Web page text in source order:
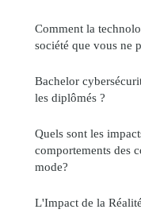
Comment la
société que vous ne
Bachelor
les diplômés ?
Quels sont les
comportements des
mode?
L'Impact de la